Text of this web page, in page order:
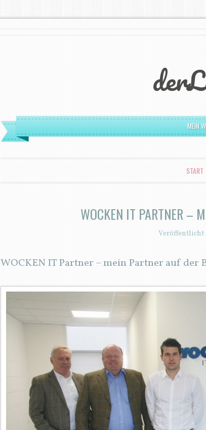
MEIN
START
WOCKEN IT PARTNER –
Veröffentlicht
WOCKEN IT Partner – mein Partner auf der